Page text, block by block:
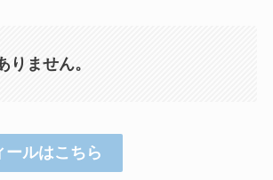
りません。
ールはこちら